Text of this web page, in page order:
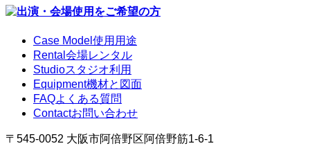
Case Model 使用用途
Rental 会場レンタル
Studioスタジオ利用
Equipment機材と図面
FAQよくある質問
Contactお問い合わせ
〒545-0052 大阪市阿倍野区阿倍野筋1-6-1